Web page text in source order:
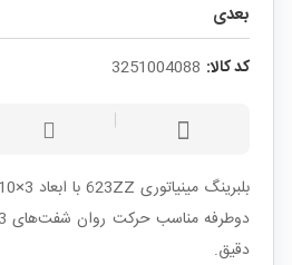
بعدی
کد کالا: 3251004088
دقیق.